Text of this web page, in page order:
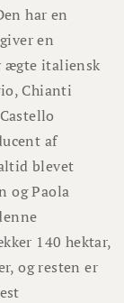
har en
en
ægte italiensk
Chianti
af
blevet
og Paola
140 hektar,
og resten er